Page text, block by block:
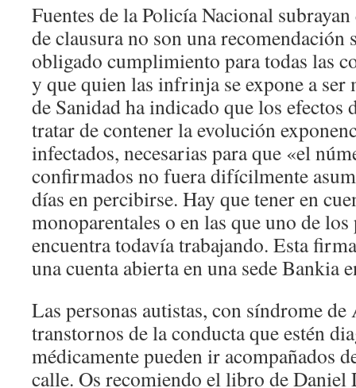
Fuentes de la Policía Nacional
de clausura no son una recomendación
obligado cumplimiento para todas las
y que quien las infrinja se expone a ser
de Sanidad ha indicado que los efectos
tratar de contener la evolución
infectados, necesarias para que «el
confirmados no fuera difícilmente
días en percibirse. Hay que tener en
monoparentales o en las que uno de
encuentra todavía trabajando. Esta
una cuenta abierta en una sede Bankia
Las personas autistas, con síndrome
transtornos de la conducta que estén
médicamente pueden ir acompañados
calle. Os recomiendo el libro de Daniel